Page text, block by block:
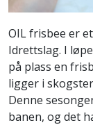
OIL frisbee er
Idrettslag. I
på plass en
ligger i
Denne
banen, og det